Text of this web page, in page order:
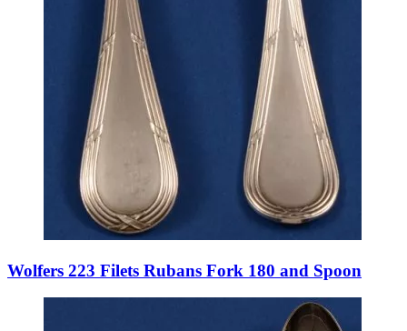
Wolfers 223 Filets Rubans Fork 180 and Spoon